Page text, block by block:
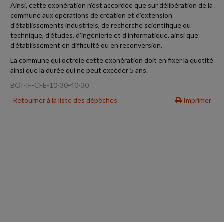
Ainsi, cette exonération n'est accordée que sur délibération de la
commune aux opérations de création et d'extension
d'établissements industriels, de recherche scientifique ou
technique, d'études, d'ingénierie et d'informatique, ainsi que
d'établissement en difficulté ou en reconversion.
La commune qui octroie cette exonération doit en fixer la quotité
ainsi que la durée qui ne peut excéder 5 ans.
BOI-IF-CFE-10-30-40-30
Retourner à la liste des dépêches
Imprimer